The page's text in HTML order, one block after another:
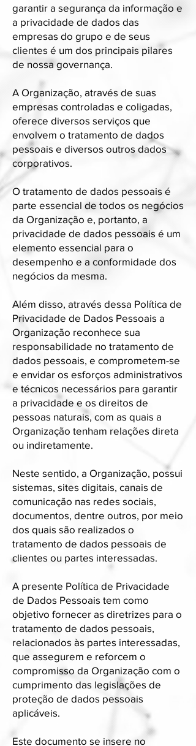
garantir a segurança da informação e
a privacidade de dados das
empresas do grupo e de seus
clientes é um dos principais pilares
de nossa governança.
A Organização, através de suas
empresas controladas e coligadas,
oferece diversos serviços que
envolvem o tratamento de dados
pessoais e diversos outros dados
corporativos.
O tratamento de dados pessoais é
parte essencial de todos os negócios
da Organização e, portanto, a
privacidade de dados pessoais é um
elemento essencial para o
desempenho e a conformidade dos
negócios da mesma.
Além disso, através dessa Política de
Privacidade de Dados Pessoais a
Organização reconhece sua
responsabilidade no tratamento de
dados pessoais, e comprometem-se
e envidar os esforços administrativos
e técnicos necessários para garantir
a privacidade e os direitos de
pessoas naturais, com as quais a
Organização tenham relações direta
ou indiretamente.
Neste sentido, a Organização, possui
sistemas, sites digitais, canais de
comunicação nas redes sociais,
documentos, dentre outros, por meio
dos quais são realizados o
tratamento de dados pessoais de
clientes ou partes interessadas.
A presente Política de Privacidade
de Dados Pessoais tem como
objetivo fornecer as diretrizes para o
tratamento de dados pessoais,
relacionados às partes interessadas,
que assegurem e reforcem o
compromisso da Organização com o
cumprimento das legislações de
proteção de dados pessoais
aplicáveis.
Este documento se insere no